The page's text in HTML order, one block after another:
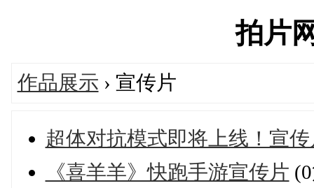
拍片
作品展示 › 宣传片
超体对抗模式即将上线！宣
《喜羊羊》快跑手游宣传片